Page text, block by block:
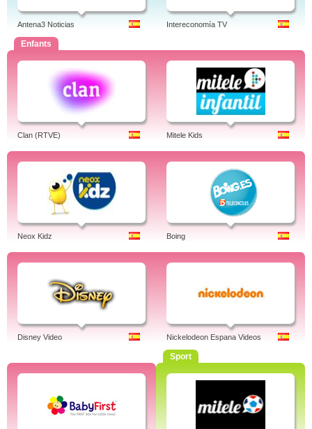
Antena3 Noticias Intereconomía TV
Enfants
Clan (RTVE) Mitele Kids
Neox Kidz Boing
Disney Video Nickelodeon Espana Videos
Sport